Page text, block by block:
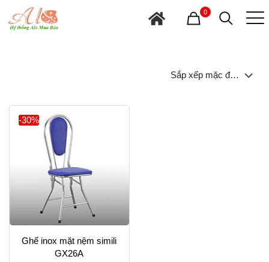
0
-30%
Ghế inox mặt nệm simili
GX26A